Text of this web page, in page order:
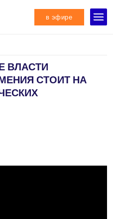
в эфире
ВЛАСТИ
СТОИТ НА